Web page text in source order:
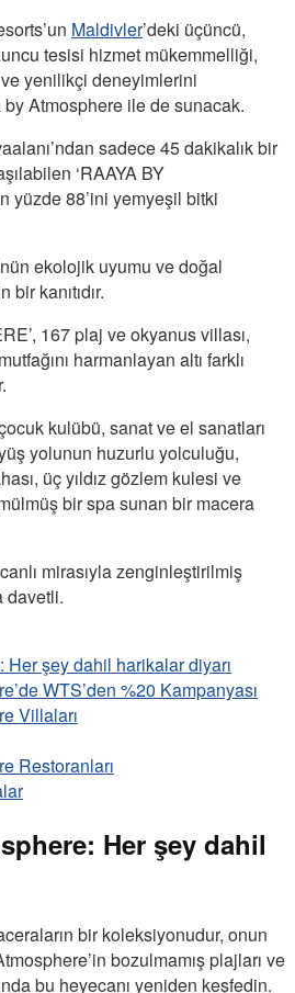
Maldivler’deki üçüncü,
tesisi hizmet mükemmelliği,
yenilikçi deneyimlerini
by Atmosphere ile de sunacak.
sadece 45 dakikalık bir
‘RAAYA BY
yüzde 88’ini yemyeşil bitki
ekolojik uyumu ve doğal
kanıtıdır.
167 plaj ve okyanus villası,
harmanlayan altı farklı
kulübü, sanat ve el sanatları
yolunun huzurlu yolculuğu,
üç yıldız gözlem kulesi ve
bir spa sunan bir macera
mirasıyla zenginleştirilmiş
davetli.
şey dahil harikalar diyarı
WTS’den %20 Kampanyası
Villaları
Restoranları
Her şey dahil
bir koleksiyonudur, onun
bozulmamış plajları ve
bu heyecanı yeniden keşfedin.